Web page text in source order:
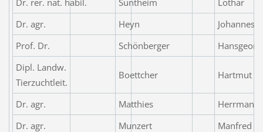
Dr. agr.
Heyn
Johannes
Prof. Dr.
Schönberger
Hansgeorg
Dipl. Landw.
Tierzuchtleit.
Boettcher Hartmut
Dr. agr. Matthies
Herrmann
Dr. agr.
Munzert
Manfred